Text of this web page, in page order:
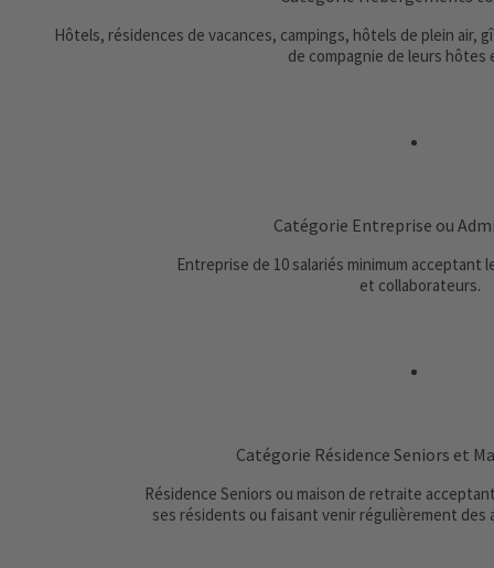
Hôtels, résidences de vacances, campings, hôtels de plein air,
de compagnie de leurs hôtes
Catégorie Entreprise ou
Entreprise de 10 salariés minimum acceptant
et collaborateurs.
Catégorie Résidence Seniors et
Résidence Seniors ou maison de retraite
ses résidents ou faisant venir régulièrement des